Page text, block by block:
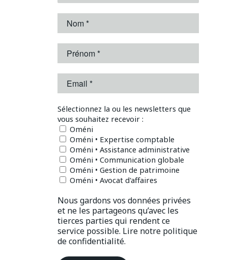
Sélectionnez la ou les newsletters que
vous souhaitez recevoir :
Oméni
Oméni • Expertise comptable
Oméni • Assistance administrative
Oméni • Communication globale
Oméni • Gestion de patrimoine
Oméni • Avocat d'affaires
Nous gardons vos données privées
et ne les partageons qu’avec les
tierces parties qui rendent ce
service possible. Lire notre politique
de confidentialité.